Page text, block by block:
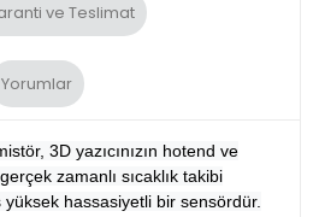
ve Teslimat
Yorumlar
3D yazıcınızın hotend ve
zamanlı sıcaklık takibi
hassasiyetli bir sensördür.